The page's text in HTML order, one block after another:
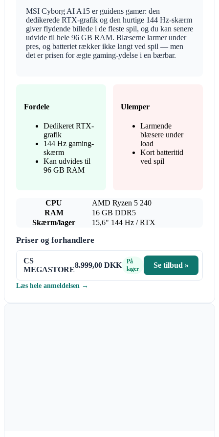
MSI Cyborg AI A15 er guidens gamer: den
dedikerede RTX-grafik og den hurtige 144 Hz-skærm
giver flydende billede i de fleste spil, og du kan senere
udvide til hele 96 GB RAM. Blæserne larmer under
pres, og batteriet rækker ikke langt ved spil — men
det er prisen for ægte gaming-ydelse i en bærbar.
Fordele
Dedikeret RTX-
grafik
144 Hz gaming-
skærm
Kan udvides til
96 GB RAM
Ulemper
Larmende
blæsere under
load
Kort batteritid
ved spil
CPU
AMD Ryzen 5 240
RAM
16 GB DDR5
Skærm/lager
15,6" 144 Hz / RTX
Priser og forhandlere
CS
MEGASTORE
8.999,00 DKK
På
lager
Se tilbud »
Læs hele anmeldelsen →